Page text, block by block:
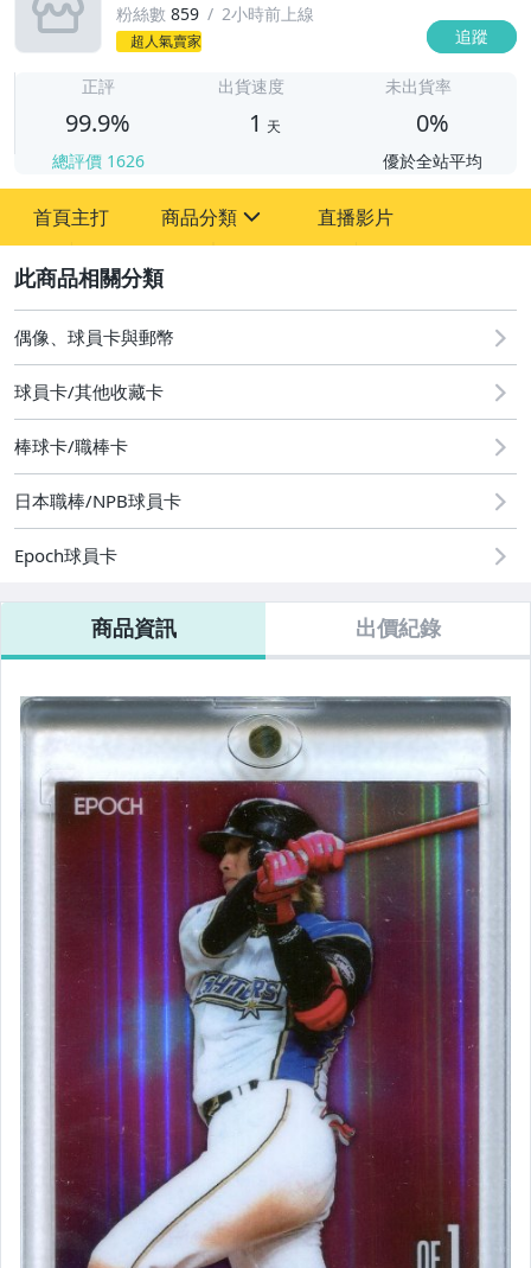
粉絲數 859 2小時前上線
超人氣賣家 追蹤
正評
99.9%
總評價 1626
出貨速度
1 天
未出貨率
0%
優於全站平均
首頁主打 商品分類
成人專區
玩具、模型與公仔
直播影片
偶像、球員卡與郵幣
球員卡/其他收藏卡
棒球卡/職棒卡
日本職棒/NPB球員卡
Epoch球員卡
商品資訊 出價紀錄